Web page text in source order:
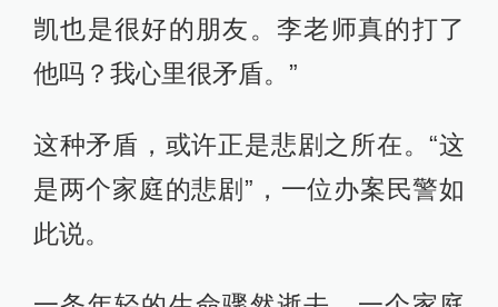
凯也是很好的朋友。李老师真的打了
他吗？我心里很矛盾。”
这种矛盾，或许正是悲剧之所在。“这
是两个家庭的悲剧”，一位办案民警如
此说。